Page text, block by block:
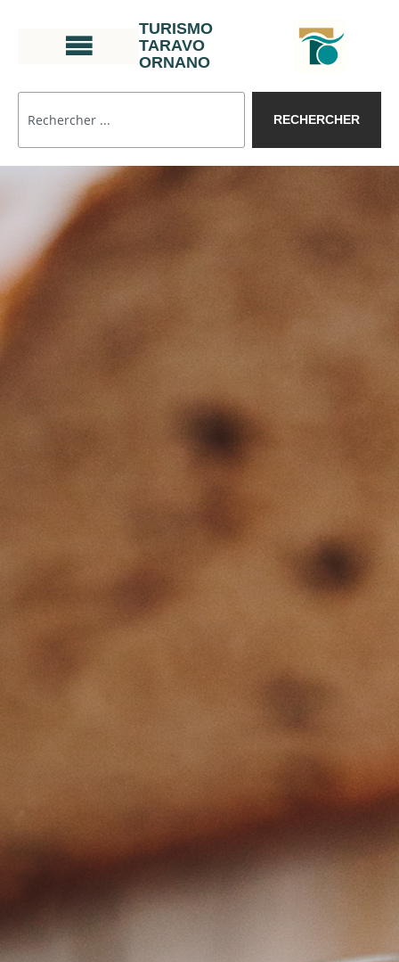
TURISMO
TARAVO
ORNANO
RECHERCHER